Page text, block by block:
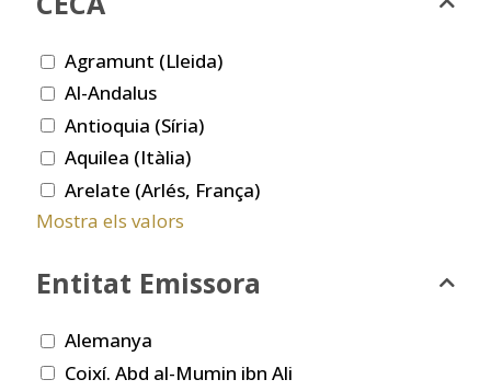
Agramunt (Lleida)
Al-Andalus
Antioquia (Síria)
Aquilea (Itàlia)
Arelate (Arlés, França)
Mostra els valors
Entitat Emissora
Alemanya
Coixí. Abd al-Mumin ibn Ali